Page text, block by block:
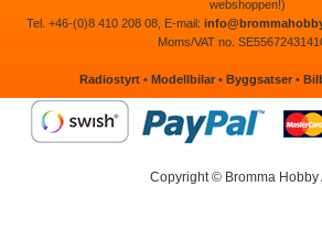
webshoppen!)
Tel. +46-(0)8 410 208 08, E-mail:
Moms/VAT no.
Radiostyrt• Modellbilar• Byggsatser•
Copyright © Bromma Hobby